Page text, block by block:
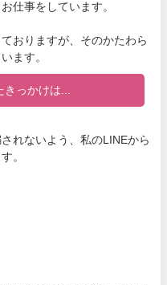
仕事をしています。
おりますが、そのかたわら
ます。
っかけは...
れないよう、私のLINEから
。